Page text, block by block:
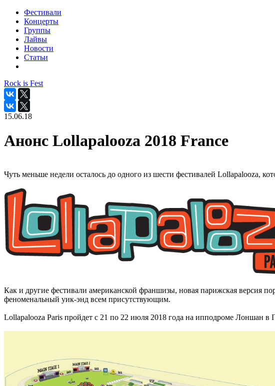
Фестивали
Концерты
Группы
Лайвы
Новости
Статьи
Rock is Fest
15.06.18
Анонс Lollapalooza 2018 France
Чуть меньше недели осталось до одного из шести фестивалей Lollapalooza,
Как и другие фестивали американской франшизы, новая парижская версия
феноменальный уик-энд всем присутствующим.
Lollapalooza Paris пройдет с 21 по 22 июля 2018 года на ипподроме Лоншан в